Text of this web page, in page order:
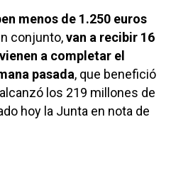
menos de 1.250 euros
conjunto,van a recibir 16
a completar el
pasada, que benefició
los 219 millones de
hoy la Junta en nota de